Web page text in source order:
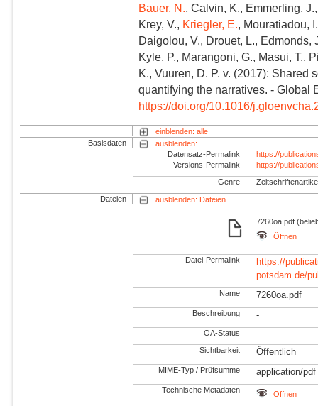
Bauer, N.
, Calvin, K., Emmerling,
Krey, V., Kriegler, E.
, Mouratiadou,
Daigolou, V., Drouet, L., Edmonds,
Kyle, P., Marangoni, G., Masui, T.,
K., Vuuren, D. P. v. (2017): Shared
quantifying the narratives. - Global
https://doi.org/10.1016/
einblenden: alle
Basisdaten
ausblenden:
Datensatz-Permalink
https://
Versions-Permalink
https://
Genre
Dateien ausblenden: Dateien
7260oa.pdf
Öffnen
Datei-Permalink
https://
potsdam.de/
Name 7260oa.pdf
Beschreibung -
OA-Status
Sichtbarkeit Öffentlich
MIME-Typ / Prüfsumme application/pdf
Technische Metadaten Öffnen